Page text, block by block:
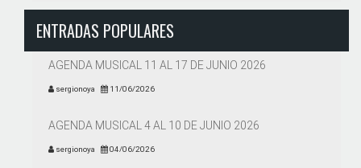
ENTRADAS POPULARES
AGENDA MUSICAL 11 AL 17 DE JUNIO 2026
sergionoya 11/06/2026
AGENDA MUSICAL 4 AL 10 DE JUNIO 2026
sergionoya 04/06/2026